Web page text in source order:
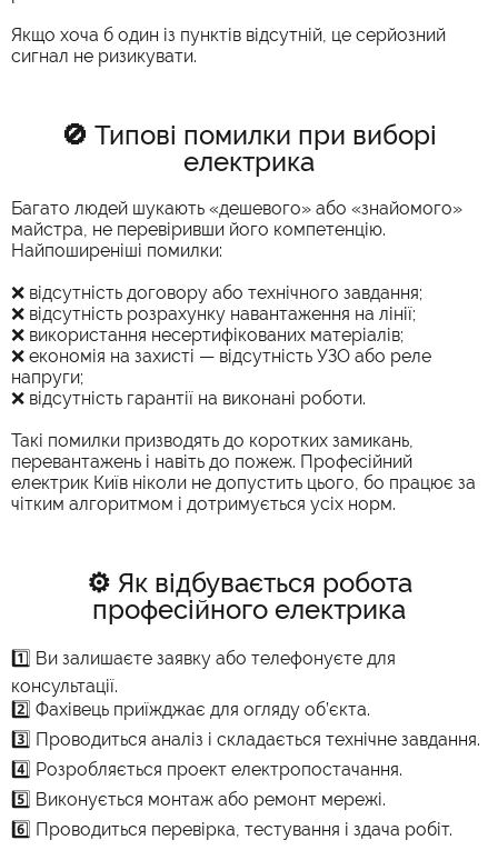
Якщо хоча б один із пунктів відсутній, це серйозний
сигнал не ризикувати.
🚫 Типові помилки при виборі
електрика
Багато людей шукають «дешевого» або «знайомого»
майстра, не перевіривши його компетенцію.
Найпоширеніші помилки:
❌ відсутність договору або технічного завдання;
❌ відсутність розрахунку навантаження на лінії;
❌ використання несертифікованих матеріалів;
❌ економія на захисті — відсутність УЗО або реле
напруги;
❌ відсутність гарантії на виконані роботи.
Такі помилки призводять до коротких замикань,
перевантажень і навіть до пожеж. Професійний
електрик Київ ніколи не допустить цього, бо працює за
чітким алгоритмом і дотримується усіх норм.
⚙️ Як відбувається робота
професійного електрика
1️⃣ Ви залишаєте заявку або телефонуєте для
консультації.
2️⃣ Фахівець приїжджає для огляду об’єкта.
3️⃣ Проводиться аналіз і складається технічне завдання.
4️⃣ Розробляється проект електропостачання.
5️⃣ Виконується монтаж або ремонт мережі.
6️⃣ Проводиться перевірка, тестування і здача робіт.